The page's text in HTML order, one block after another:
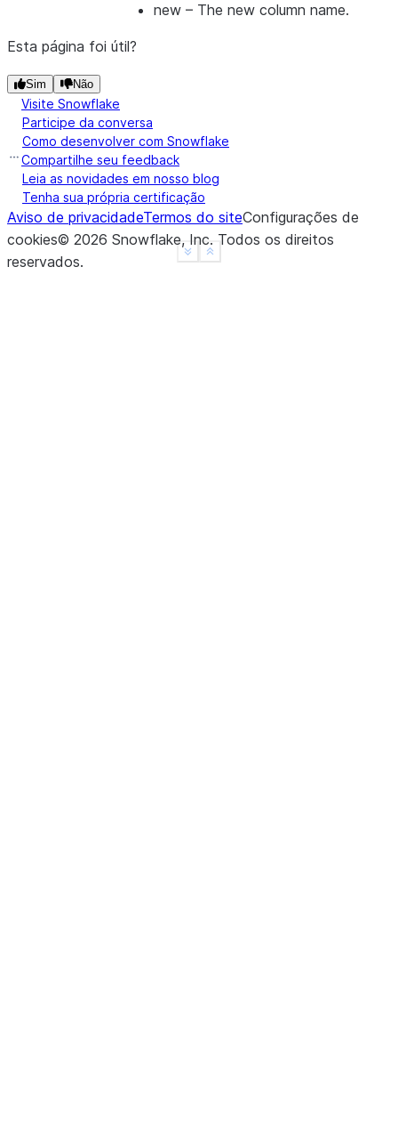
Show less
See more
new – The new column name.
Esta página foi útil?
Sim Não
Visite Snowflake
Participe da conversa
Como desenvolver com Snowflake
Compartilhe seu feedback
Leia as novidades em nosso blog
Tenha sua própria certificação
Aviso de privacidadeTermos do siteConfigurações de
cookies© 2026 Snowflake, Inc. Todos os direitos
reservados.